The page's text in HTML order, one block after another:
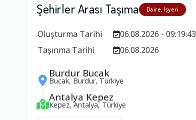
Şehirler Arası Taşıma Daire, İşyeri
Oluşturma Tarihi
06.08.2026 - 09:19:43
Taşınma Tarihi
06.08.2026
Burdur Bucak
Bucak, Burdur, Türkiye
Antalya Kepez
Kepez, Antalya, Türkiye